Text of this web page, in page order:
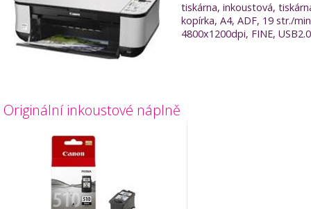
tiskárna, inkoustová,
kopírka, A4, ADF, 19 str./
4800x1200dpi, FINE, USB2.0
Originální inkoustové náplně